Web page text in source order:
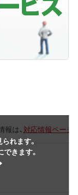
れます。
きます。
は、 対応情報ページ